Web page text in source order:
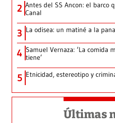
2 Antes del SS Ancon: el barco
Canal
3 La odisea: un matiné a la
4 Samuel Vernaza: ‘La comida
tiene’
5 Etnicidad, estereotipo y
Últimas